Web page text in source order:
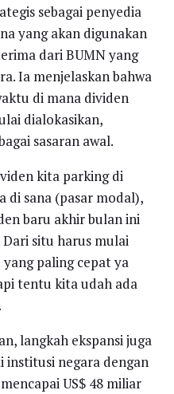
sebagai penyedia
yang akan digunakan
dari BUMN yang
Ia menjelaskan bahwa
di mana dividen
dialokasikan,
sasaran awal.
kita parking di
di sana (pasar modal),
baru akhir bulan ini
situ harus mulai
paling cepat ya
tentu kita udah ada
langkah ekspansi juga
institusi negara dengan
US$ 48 miliar